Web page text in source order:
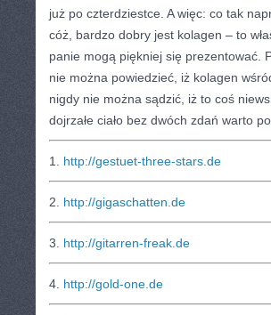
już po czterdziestce. A więc: co tak
cóż, bardzo dobry jest kolagen – to
panie mogą piękniej się prezentować.
nie można powiedzieć, iż kolagen
nigdy nie można sądzić, iż to coś
dojrzałe ciało bez dwóch zdań warto
1. http://gestuet-three-stars.de
2. http://gigaschatten.de
3. http://gitarren-freak.de
4. http://gold-one.de